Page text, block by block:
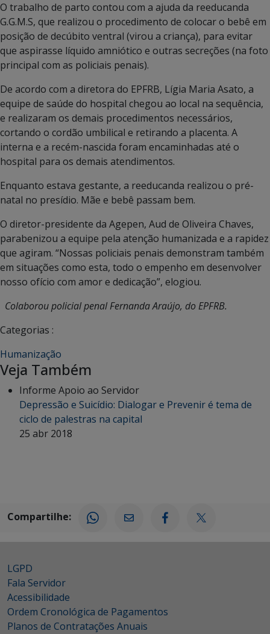
O trabalho de parto contou com a ajuda da reeducanda
G.G.M.S, que realizou o procedimento de colocar o bebê em
posição de decúbito ventral (virou a criança), para evitar
que aspirasse líquido amniótico e outras secreções (na foto
principal com as policiais penais).
De acordo com a diretora do EPFRB, Lígia Maria Asato, a
equipe de saúde do hospital chegou ao local na sequência,
e realizaram os demais procedimentos necessários,
cortando o cordão umbilical e retirando a placenta. A
interna e a recém-nascida foram encaminhadas até o
hospital para os demais atendimentos.
Enquanto estava gestante, a reeducanda realizou o pré-
natal no presídio. Mãe e bebê passam bem.
O diretor-presidente da Agepen, Aud de Oliveira Chaves,
parabenizou a equipe pela atenção humanizada e a rapidez
que agiram. “Nossas policiais penais demonstram também
em situações como esta, todo o empenho em desenvolver
nosso ofício com amor e dedicação”, elogiou.
Colaborou policial penal Fernanda Araújo, do EPFRB.
Categorias :
Humanização
Veja Também
Informe Apoio ao Servidor
Depressão e Suicídio: Dialogar e Prevenir é tema de
ciclo de palestras na capital
25 abr 2018
Compartilhe:
LGPD
Fala Servidor
Acessibilidade
Ordem Cronológica de Pagamentos
Planos de Contratações Anuais